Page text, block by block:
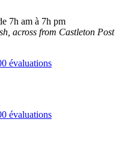
7h am à 7h pm
across from Castleton Post
évaluations
évaluations